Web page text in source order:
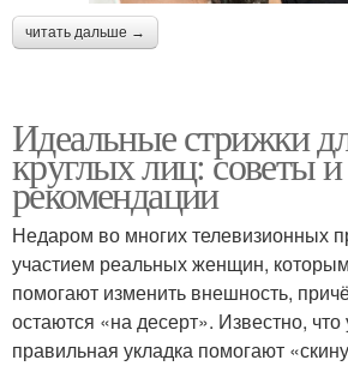
читать дальше →
Идеальные стрижки
круглых лиц: советы и
рекомендации
Недаром во многих телевизионных
участием реальных женщин,
помогают изменить внешность,
остаются «на десерт». Известно,
правильная укладка помогают